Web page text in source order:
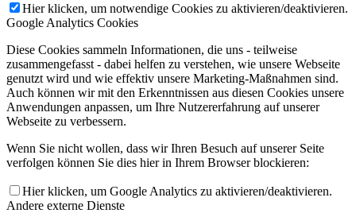
Hier klicken, um notwendige Cookies zu aktivieren/deaktivieren.
Google Analytics Cookies
Diese Cookies sammeln Informationen, die uns - teilweise
zusammengefasst - dabei helfen zu verstehen, wie unsere Webseite
genutzt wird und wie effektiv unsere Marketing-Maßnahmen sind.
Auch können wir mit den Erkenntnissen aus diesen Cookies unsere
Anwendungen anpassen, um Ihre Nutzererfahrung auf unserer
Webseite zu verbessern.
Wenn Sie nicht wollen, dass wir Ihren Besuch auf unserer Seite
verfolgen können Sie dies hier in Ihrem Browser blockieren:
Hier klicken, um Google Analytics zu aktivieren/deaktivieren.
Andere externe Dienste